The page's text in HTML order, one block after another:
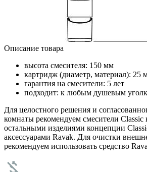
Описание товара
высота смесителя: 150 мм
картридж (диаметр, материал): 25
гарантия на смесители: 5 лет
подходит: к любым душевым
Для целостного решения и
комнаты рекомендуем смесители Classic
остальными изделиями концепции
аксессуарами Ravak. Для очистки
рекомендуем использовать средство